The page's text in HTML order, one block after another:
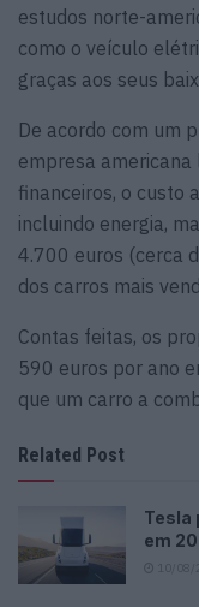
estudos norte-
como o veículo
graças aos seus
De acordo com um
empresa americana
financeiros, o custo
incluindo energia,
4.700 euros (cerca
dos carros mais
Contas feitas, os
590 euros por ano
que um carro a
Related Post
Tesla
em